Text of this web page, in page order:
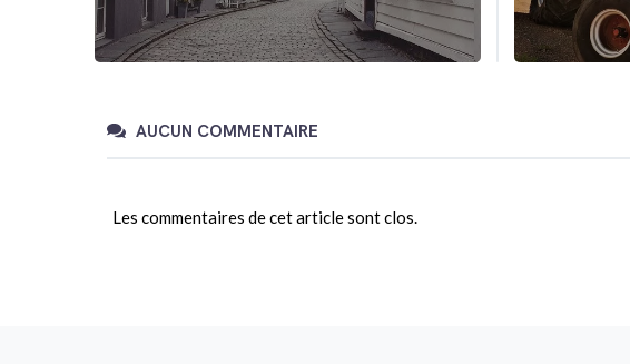
AUCUN COMMENTAIRE
Les commentaires de cet article sont clos.